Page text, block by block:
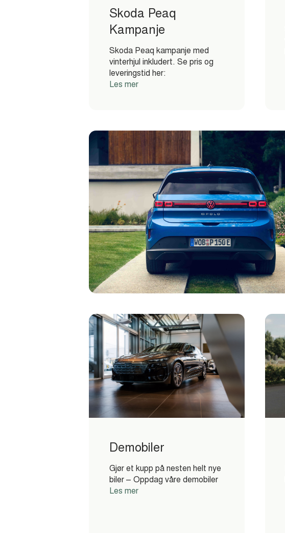
Skoda Peaq
Kampanje
Skoda Peaq kampanje med
vinterhjul inkludert. Se pris og
leveringstid her:
Les mer
Demobiler
Gjør et kupp på nesten helt nye
biler – Oppdag våre demobiler
Les mer